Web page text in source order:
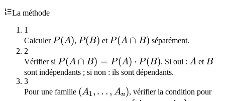
La méthode
1
CalculerP(A)
P(A), P(B)
P(B) et P(A\cap
P (A ∩ B) séparément.
2
Vérifier si P(A\cap
B) =
P(A)\cdot
P(B)
P(A ∩ B) = P(A) ⋅ P(B). Si oui : A
A et B
B
sont indépendants ; si non : ils sont dépendants.
3
Pour une famille (A_1,
(A1, … , An), vérifier la condition pour